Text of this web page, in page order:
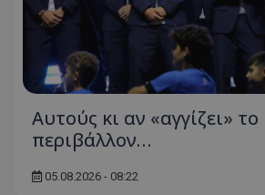
Αυτούς κι αν «αγγίζει»
περιβάλλον…
05.08.2026 - 08:22